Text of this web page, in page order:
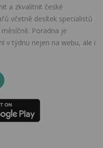
a zkvalitnit české
včetně desítek specialistů
Poradna je
v týdnu nejen na webu, ale i